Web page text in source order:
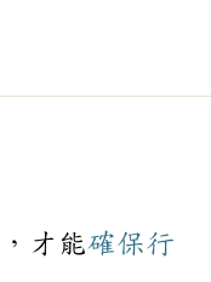
，才能確保行